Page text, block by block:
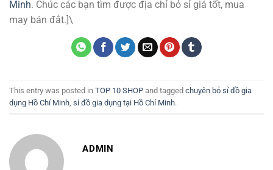
Minh. Chúc các bạn tìm được địa chỉ bỏ sỉ giá tốt, mua
may bán đắt.]\
This entry was posted in TOP 10 SHOP and tagged chuyên bỏ sỉ đồ gia
dụng Hồ Chí Minh sỉ đồ gia dụng tại Hồ Chí Minh.
ADMIN